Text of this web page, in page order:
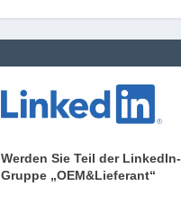
Werden Sie Teil der LinkedIn-
Gruppe „OEM&Lieferant“